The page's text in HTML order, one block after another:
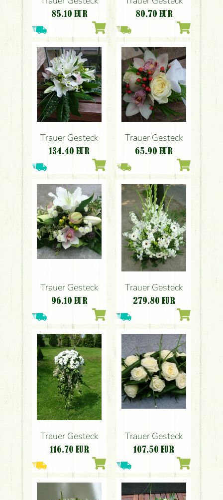
85.10 EUR 80.70 EUR
Trauer Gesteck
134.40 EUR
Trauer Gesteck
65.90 EUR
Trauer Gesteck
96.10 EUR
Trauer Gesteck
279.80 EUR
Trauer Gesteck
116.70 EUR
Trauer Gesteck
107.50 EUR